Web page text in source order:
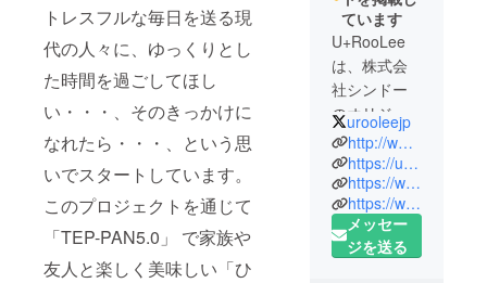
トレスフルな毎日を送る現
代の人々に、ゆっくりとし
た時間を過ごしてほし
い・・・、そのきっかけに
なれたら・・・、という思
いでスタートしています。
このプロジェクトを通じて
「TEP-PAN5.0」 で家族や
友人と楽しく美味しい「ひ
ています
U+RooLee
は、株式会
社シンドー
のオリジナ
ル製品ブラ
ンドです。
コンセプト
は 「ゆる
りと暮ら
す。ゆるり
urooleejp
http://www.shindo1947.com/
https://uroolee.com/
https://www.facebook.com/urooleejp/
https://www.instagram.com/urooleejp/
メッセー
ジを送る